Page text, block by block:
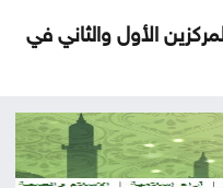
الأول والثاني في
روسية
117 نزيلاً نجحوا في امتحان التوجيهي